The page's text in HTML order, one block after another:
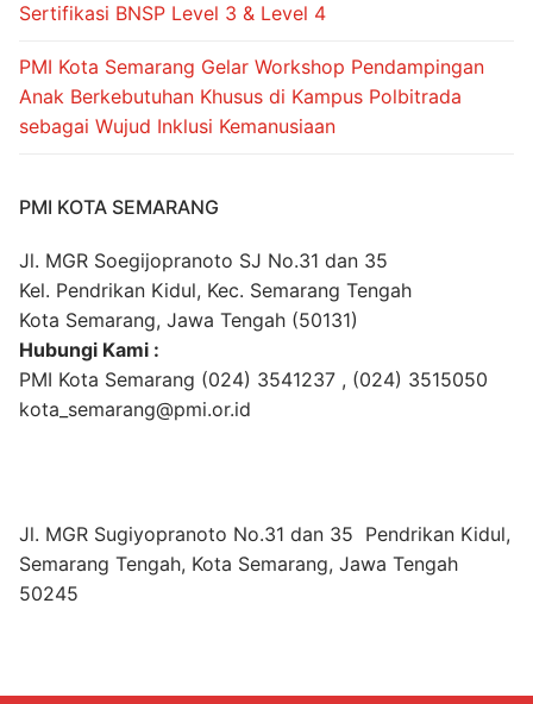
Sertifikasi BNSP Level 3 & Level 4
PMI Kota Semarang Gelar Workshop Pendampingan
Anak Berkebutuhan Khusus di Kampus Polbitrada
sebagai Wujud Inklusi Kemanusiaan
PMI KOTA SEMARANG
Jl. MGR Soegijopranoto SJ No.31 dan 35
Kel. Pendrikan Kidul, Kec. Semarang Tengah
Kota Semarang, Jawa Tengah (50131)
Hubungi Kami :
PMI Kota Semarang (024) 3541237 , (024) 3515050
kota_semarang@pmi.or.id
Jl. MGR Sugiyopranoto No.31 dan 35 Pendrikan Kidul,
Semarang Tengah, Kota Semarang, Jawa Tengah
50245